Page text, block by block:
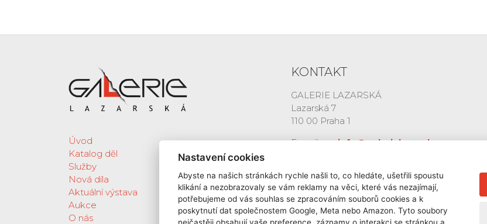
Úvod
Katalog děl
Služby
Nová díla
Aktuální výstava
Aukce
O nás
KONTAKT
GALERIE LAZARSKÁ
Lazarská 7
110 00 Praha 1
E-mail:
info@galerielazarska.cz
Nastavení cookies
Abyste na našich stránkách rychle našli to, co hledáte, ušetřili spoustu
klikání a nezobrazovaly se vám reklamy na věci, které vás nezajímají,
potřebujeme od vás souhlas se zpracováním souborů cookies a k
poskytnutí dat společnostem Google, Meta nebo Amazon. Tyto soubory